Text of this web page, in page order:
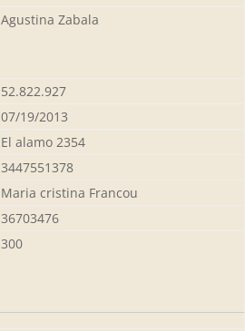
Agustina Zabala
52.822.927
07/19/2013
El alamo 2354
3447551378
Maria cristina Francou
36703476
300